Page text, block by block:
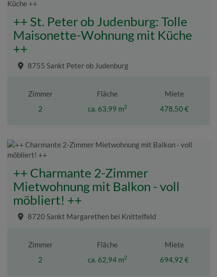
++ St. Peter ob Judenburg: Tolle
Maisonette-Wohnung mit Küche
++
8755 Sankt Peter ob Judenburg
Zimmer
2
Fläche
ca. 63,99 m2
Miete
478,50 €
++ Charmante 2-Zimmer
Mietwohnung mit Balkon - voll
möbliert! ++
8720 Sankt Margarethen bei Knittelfeld
Zimmer
2
Fläche
ca. 62,94 m2
Miete
694,92 €